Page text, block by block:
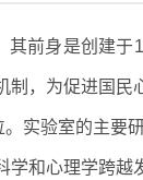
其前身是创建
，为促进国民
实验室的主
和心理学跨